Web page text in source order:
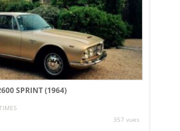
SPRINT (1964)
357 vues